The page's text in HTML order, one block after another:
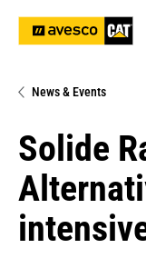
News & Events
Solide